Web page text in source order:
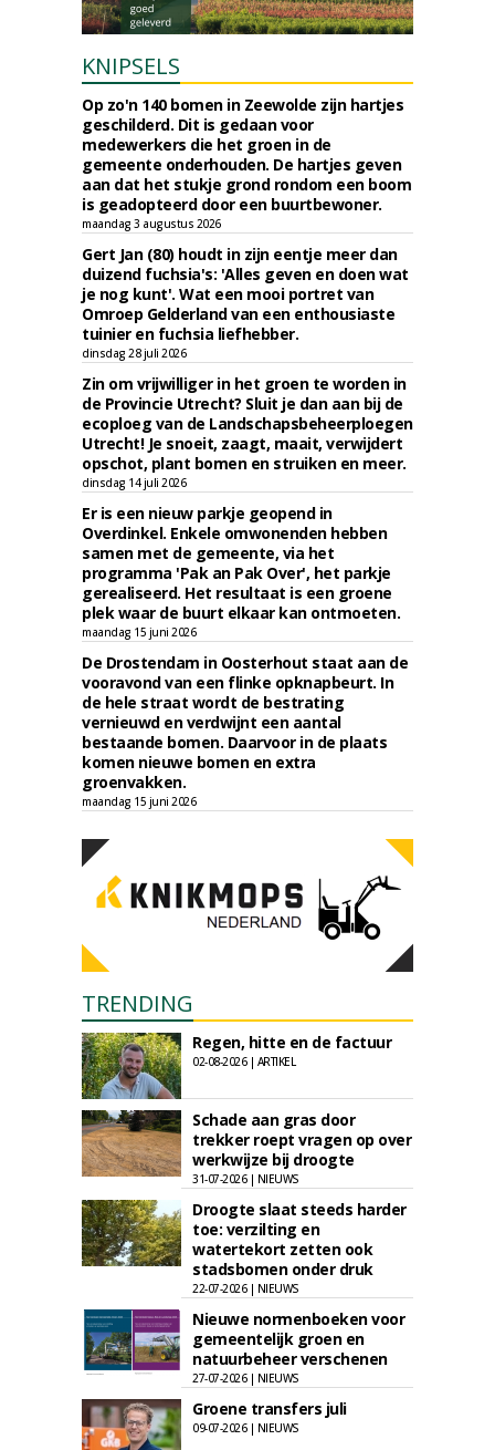
KNIPSELS
Op zo'n 140 bomen in Zeewolde zijn hartjes
geschilderd. Dit is gedaan voor
medewerkers die het groen in de
gemeente onderhouden. De hartjes geven
aan dat het stukje grond rondom een boom
is geadopteerd door een buurtbewoner.
maandag 3 augustus 2026
Gert Jan (80) houdt in zijn eentje meer dan
duizend fuchsia's: 'Alles geven en doen wat
je nog kunt'. Wat een mooi portret van
Omroep Gelderland van een enthousiaste
tuinier en fuchsia liefhebber.
dinsdag 28 juli 2026
Zin om vrijwilliger in het groen te worden in
de Provincie Utrecht? Sluit je dan aan bij de
ecoploeg van de Landschapsbeheerploegen
Utrecht! Je snoeit, zaagt, maait, verwijdert
opschot, plant bomen en struiken en meer.
dinsdag 14 juli 2026
Er is een nieuw parkje geopend in
Overdinkel. Enkele omwonenden hebben
samen met de gemeente, via het
programma 'Pak an Pak Over', het parkje
gerealiseerd. Het resultaat is een groene
plek waar de buurt elkaar kan ontmoeten.
maandag 15 juni 2026
De Drostendam in Oosterhout staat aan de
vooravond van een flinke opknapbeurt. In
de hele straat wordt de bestrating
vernieuwd en verdwijnt een aantal
bestaande bomen. Daarvoor in de plaats
komen nieuwe bomen en extra
groenvakken.
maandag 15 juni 2026
TRENDING
Regen, hitte en de factuur
02-08-2026 | ARTIKEL
Schade aan gras door
trekker roept vragen op over
werkwijze bij droogte
31-07-2026 | NIEUWS
Droogte slaat steeds harder
toe: verzilting en
watertekort zetten ook
stadsbomen onder druk
22-07-2026 | NIEUWS
Nieuwe normenboeken voor
gemeentelijk groen en
natuurbeheer verschenen
27-07-2026 | NIEUWS
Groene transfers juli
09-07-2026 | NIEUWS